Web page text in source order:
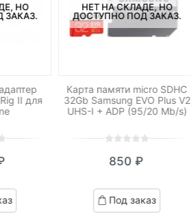
НО
ЗАКАЗ.
II для
НЕТ НА СКЛАДЕ, НО
ДОСТУПНО ПОД ЗАКАЗ.
Карта памяти micro SDHC
32Gb Samsung EVO Plus V2
UHS-I + ADP (95/20 Mb/s)
out
based
on
customer
850₽
Под заказ